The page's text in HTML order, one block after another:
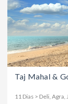
Taj Mahal &
11 Dias > Deli, Agra,